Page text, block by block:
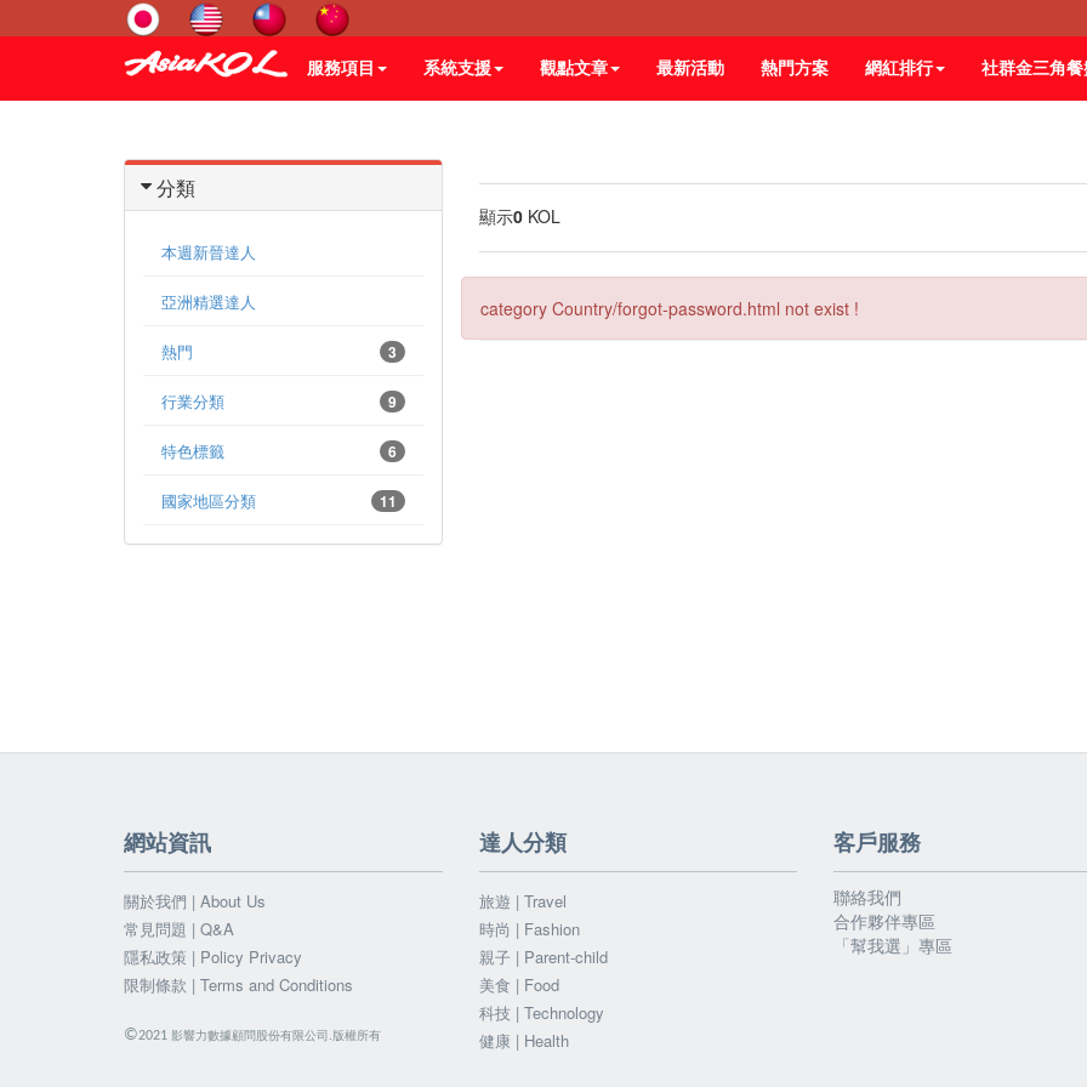
服務項目 系統支援 觀點文章 最新活動 熱門方案 網紅排行 社群金三角
分類
本週新晉達人
亞洲精選達人
3
熱門
9
行業分類
6
特色標籤
11
國家地區分類
顯示0KOL
category Country/forgot-password.html not exist !
網站資訊
關於我們 | About Us
常見問題 | Q&A
隱私政策 | Policy Privacy
限制條款 | Terms and Conditions
©2021 影響力數據顧問股份有限公司.版權所有
達人分類
旅遊 | Travel
時尚 | Fashion
親子 | Parent-child
美食 | Food
科技 | Technology
健康 | Health
客戶服務
聯絡我們
合作夥伴專區
「幫我選」專區